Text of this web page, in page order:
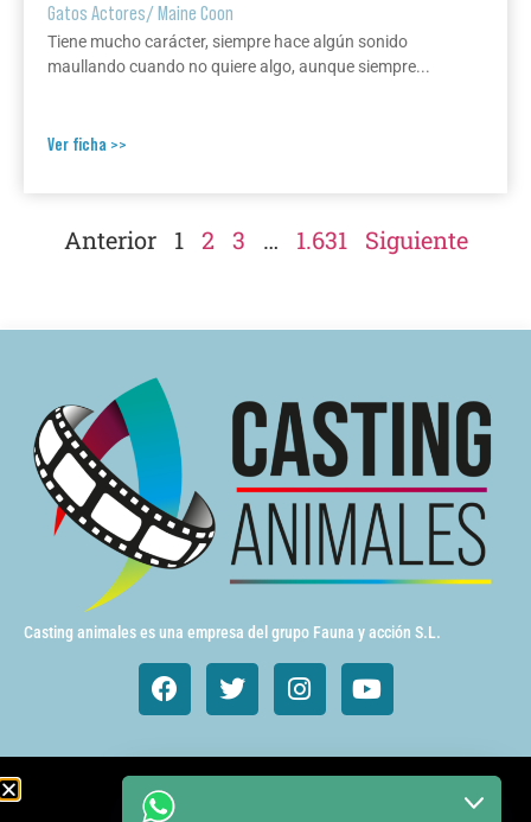
Gatos Actores/Maine Coon
Tiene mucho carácter, siempre hace algún sonido
maullando cuando no quiere algo, aunque siempre...
Ver ficha >>
Anterior 1 2 3 … 1.631 Siguiente
Casting animales es una empresa del grupo Fauna y acción S.L.
Animales de cine y TV